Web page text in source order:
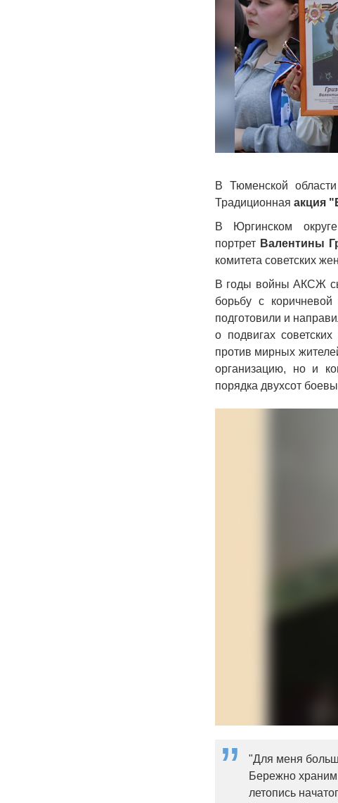
В Тюменской
Традиционная акция
В Юргинском
портрет Валентины
комитета советских
В годы войны АКСЖ
борьбу с
подготовили и
о подвигах
против мирных
организацию, но и
порядка двухсот
"Для меня
Бережно
летопись